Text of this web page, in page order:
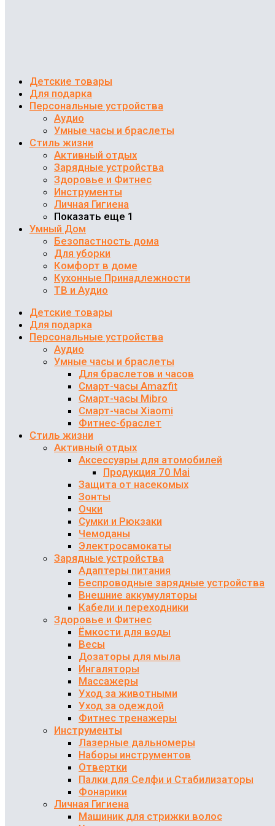
Детские товары
Для подарка
Персональные устройства
Аудио
Умные часы и браслеты
Стиль жизни
Активный отдых
Зарядные устройства
Здоровье и Фитнес
Инструменты
Личная Гигиена
Показать еще 1
Умный Дом
Безопастность дома
Для уборки
Комфорт в доме
Кухонные Принадлежности
ТВ и Аудио
Детские товары
Для подарка
Персональные устройства
Аудио
Умные часы и браслеты
Для браслетов и часов
Смарт-часы Amazfit
Смарт-часы Mibro
Смарт-часы Xiaomi
Фитнес-браслет
Стиль жизни
Активный отдых
Аксессуары для атомобилей
Продукция 70 Mai
Защита от насекомых
Зонты
Очки
Сумки и Рюкзаки
Чемоданы
Электросамокаты
Зарядные устройства
Адаптеры питания
Беспроводные зарядные устройства
Внешние аккумуляторы
Кабели и переходники
Здоровье и Фитнес
Ёмкости для воды
Весы
Дозаторы для мыла
Ингаляторы
Массажеры
Уход за животными
Уход за одеждой
Фитнес тренажеры
Инструменты
Лазерные дальномеры
Наборы инструментов
Отвертки
Палки для Селфи и Стабилизаторы
Фонарики
Личная Гигиена
Машиник для стрижки волос